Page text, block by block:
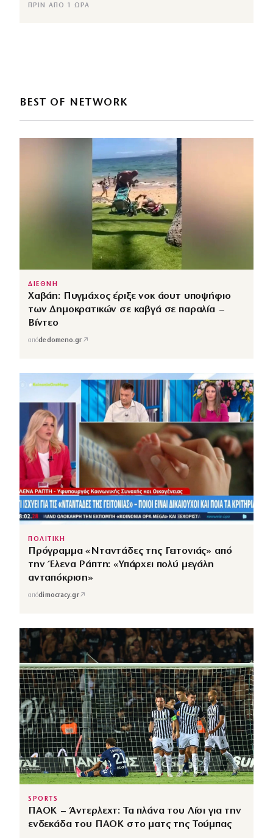
ΠΡΙΝ ΑΠΌ 1 ΏΡΑ
BEST OF NETWORK
ΔΙΕΘΝΗ
Χαβάη: Πυγμάχος έριξε νοκ άουτ υποψήφιο
των Δημοκρατικών σε καβγά σε παραλία –
Βίντεο
απόdedomeno.gr ↗
ΠΟΛΙΤΙΚΗ
Πρόγραμμα «Νταντάδες της Γειτονιάς» από
την Έλενα Ράπτη: «Υπάρχει πολύ μεγάλη
ανταπόκριση»
απόdimocracy.gr↗
SPORTS
ΠΑΟΚ – Άντερλεχτ: Τα πλάνα του Λίσι για την
ενδεκάδα του ΠΑΟΚ στο ματς της Τούμπας